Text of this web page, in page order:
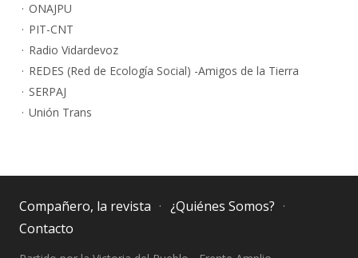
ONAJPU
PIT-CNT
Radio Vidardevoz
REDES (Red de Ecología Social) -Amigos de la Tierra
SERPAJ
Unión Trans
Compañero, la revista
¿Quiénes Somos?
Contacto